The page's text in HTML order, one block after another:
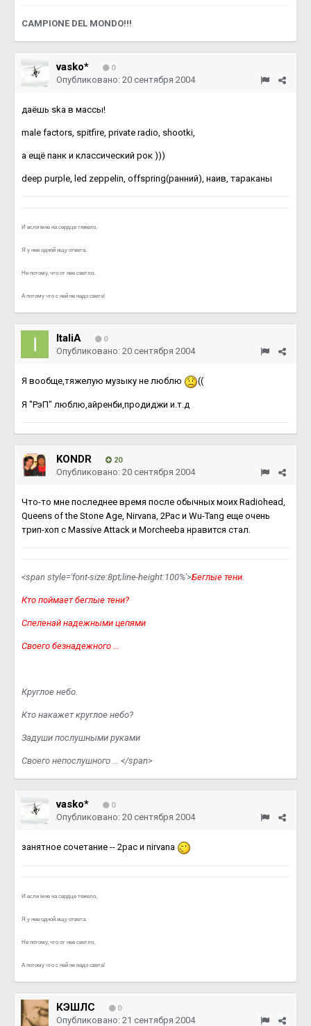
CAMPIONE DEL MONDO!!!
vasko* 0
Опубликовано: 20 сентября 2004
даёшь ska в массы!
male factors, spitfire, private radio, shootki,
а ещё панк и классический рок )))
deep purple, led zeppelin, offspring(ранний), наив, тараканы
И если мне на сердце тяжело,
Я у нее одной ищу ответа.
Не потому, что от нее светло,
А потому что с ней не надо света!
ItaliA 0
Опубликовано: 20 сентября 2004
Я вообще,тяжелую музыку не люблю ((
Я "РэП" люблю,айренби,продиджи и.т.д
KONDR 20
Опубликовано: 20 сентября 2004
Что-то мне последнее время после обычных моих Radiohead,
Queens of the Stone Age, Nirvana, 2Pac и Wu-Tang еще очень
трип-хоп с Massive Attack и Morcheeba нравится стал.
<span style='font-size:8pt;line-height:100%'>Беглые тени.
Кто поймает беглые тени?
Спеленай надежными цепями
Своего безнадежного ...
Круглое небо.
Кто накажет круглое небо?
Задуши послушными руками
Своего непослушного ... </span>
vasko* 0
Опубликовано: 20 сентября 2004
занятное сочетание -- 2pac и nirvana
И если мне на сердце тяжело,
Я у нее одной ищу ответа.
Не потому, что от нее светло,
А потому что с ней не надо света!
КЭШЛС 0
Опубликовано: 21 сентября 2004